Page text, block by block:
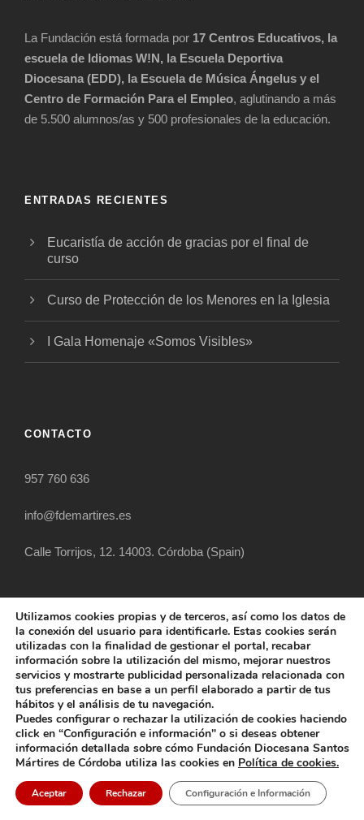
La Fundación está formada por 17 Centros Educativos, la
escuela de Idiomas W!N, la Escuela Deportiva
Diocesana (EDD), la Escuela de Música Ángelus y el
Centro de Formación Para el Empleo, aglutinando a más
de 5.500 alumnos/as y 500 profesionales de la educación.
ENTRADAS RECIENTES
Eucaristía de acción de gracias por el final de
curso
Curso de Protección de los Menores en la Iglesia
I Gala Homenaje «Somos Visibles»
CONTACTO
957 760 636
info@fdemartires.es
Calle Torrijos, 12. 14003. Córdoba (Spain)
COPYRIGHT 2025 FUNDACIÓN DIOCESANA
SANTOS MÁRTIRES, ALL RIGHT RESERVED
POLÍTICA DE COOKIES AVISO LEGAL
POLÍTICA DE PRIVACIDAD POLÍTICA EXTERNA
Utilizamos cookies propias y de terceros, así como los datos de
la conexión del usuario para identificarle. Estas cookies serán
utilizadas con la finalidad de gestionar el portal, recabar
información sobre la utilización del mismo, mejorar nuestros
servicios y mostrarte publicidad personalizada relacionada con
tus preferencias en base a un perfil elaborado a partir de tus
hábitos y el análisis de tu navegación.
Puedes configurar o rechazar la utilización de cookies haciendo
click en “Configuración e información" o si deseas obtener
información detallada sobre cómo Fundación Diocesana Santos
Mártires de Córdoba utiliza las cookies en Política de cookies.
Aceptar Rechazar Configuración e Información